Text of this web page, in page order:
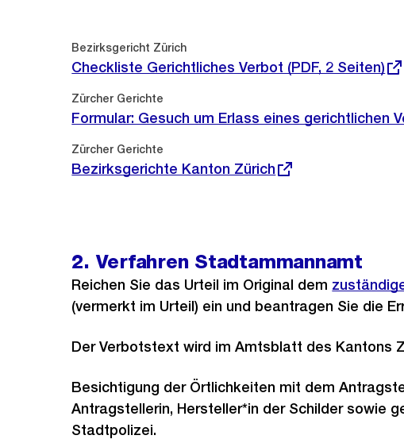
Bezirksgericht Zürich
Externer
Link:
Checkliste Gerichtliches Verbot (PDF, 2 Seiten)
Zürcher Gerichte
Externer
Link:
Formular: Gesuch um Erlass eines gerichtlichen
Zürcher Gerichte
Externer
Link:
Bezirksgerichte Kanton Zürich
2. Verfahren Stadtammannamt
Reichen Sie das Urteil im Original dem
(vermerkt im Urteil) ein und beantragen Sie die
Der Verbotstext wird im Amtsblatt des Kantons
Besichtigung der Örtlichkeiten mit dem
Antragstellerin, Hersteller*in der Schilder sowie
Stadtpolizei.